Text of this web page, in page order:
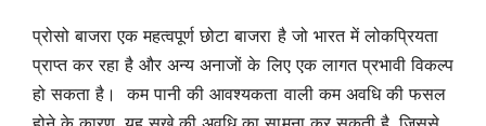
प्रोसो बाजरा एक महत्वपूर्ण छोटा बाजरा है जो भारत में लोकप्रियता
प्राप्त कर रहा है और अन्य अनाजों के लिए एक लागत प्रभावी विकल्प
हो सकता है। कम पानी की आवश्यकता वाली कम अवधि की फसल